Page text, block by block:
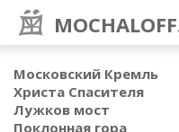
Московский Кремль
Христа Спасителя
Лужков мост
Поклонная гора